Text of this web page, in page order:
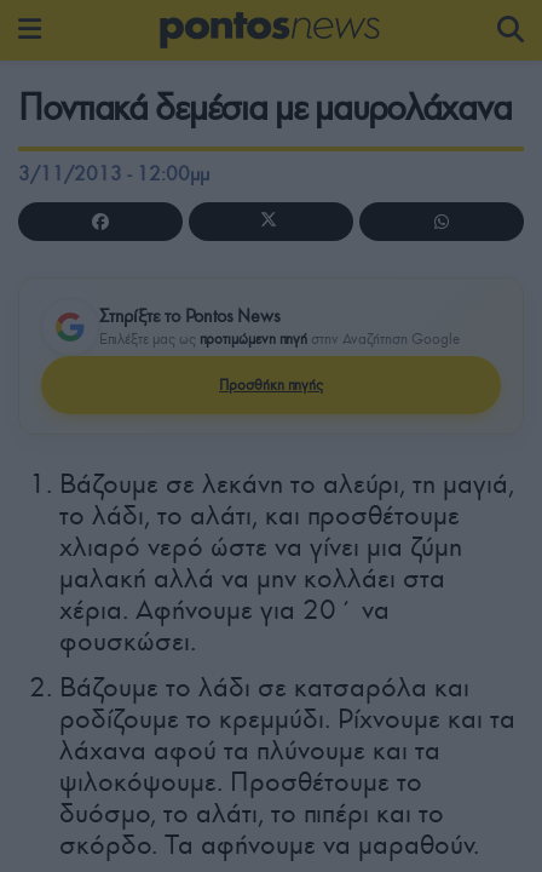
Ποντιακά δεμέσια με μαυρολάχανα
3/11/2013 - 12:00μμ
Στηρίξτε το Pontos News
Επιλέξτε μας ως προτιμώμενη πηγή στην Αναζήτηση Google
Προσθήκη πηγής
Βάζουμε σε λεκάνη το αλεύρι, τη μαγιά,
το λάδι, το αλάτι, και προσθέτουμε
χλιαρό νερό ώστε να γίνει μια ζύμη
μαλακή αλλά να μην κολλάει στα
χέρια. Αφήνουμε για 20΄ να
φουσκώσει.
Βάζουμε το λάδι σε κατσαρόλα και
ροδίζουμε το κρεμμύδι. Ρίχνουμε και τα
λάχανα αφού τα πλύνουμε και τα
ψιλοκόψουμε. Προσθέτουμε το
δυόσμο, το αλάτι, το πιπέρι και το
σκόρδο. Τα αφήνουμε να μαραθούν.